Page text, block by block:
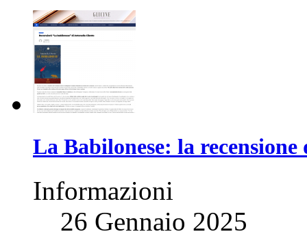
La Babilonese: la
Informazioni
26 Gennaio 2025